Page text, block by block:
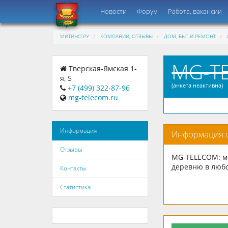
Новости Форум Работа, вакансии
МИТИНО.РУ КОМПАНИИ, ОТЗЫВЫ ДОМ, БЫТ И РЕМОНТ
Тверская-Ямская 1-
я, 5
+7 (499) 322-87-96
mg-telecom.ru
Информация
Отзывы
Контакты
Статистика
MG-
(анкета неактивна)
Информация
MG-
деревню в